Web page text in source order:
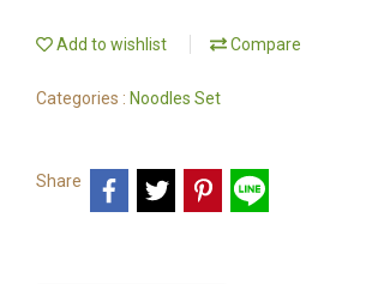
Add to wishlist Compare
Categories : Noodles Set
Share